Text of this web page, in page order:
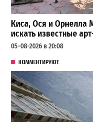
Киса, Ося и Орнелла
искать известные
05-08-2026 в 20:08
КОММЕНТИРУЮТ